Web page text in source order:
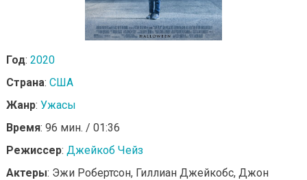
Год: 2020
Страна: США
Жанр: Ужасы
Время: 96 мин. / 01:36
Режиссер: Джейкоб Чейз
Актеры: Эжи Робертсон, Гиллиан Джейкобс, Джон